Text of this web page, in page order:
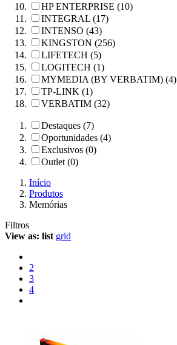
HP ENTERPRISE (10)
INTEGRAL (17)
INTENSO (43)
KINGSTON (256)
LIFETECH (5)
LOGITECH (1)
MYMEDIA (BY VERBATIM) (4)
TP-LINK (1)
VERBATIM (32)
Destaques (7)
Oportunidades (4)
Exclusivos (0)
Outlet (0)
Início
Produtos
Memórias
Filtros
View as: list grid
2
3
4